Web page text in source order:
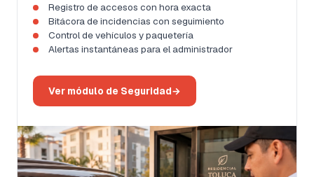
Registro de accesos con hora exacta
Bitácora de incidencias con seguimiento
Control de vehículos y paquetería
Alertas instantáneas para el administrador
Ver módulo de Seguridad→